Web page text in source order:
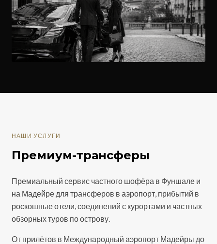
НАШИ УСЛУГИ
Премиум-трансферы
Премиальный сервис частного шофёра в Фуншале и
на Мадейре для трансферов в аэропорт, прибытий в
роскошные отели, соединений с курортами и частных
обзорных туров по острову.
От прилётов в Международный аэропорт Мадейры до